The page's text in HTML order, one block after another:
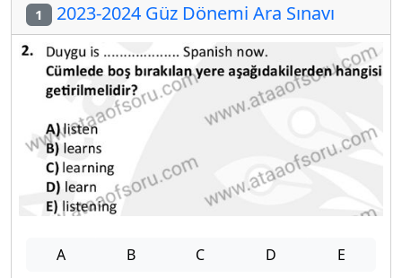
1 2023-2024 Güz Dönemi Ara Sınavı
A B C D E